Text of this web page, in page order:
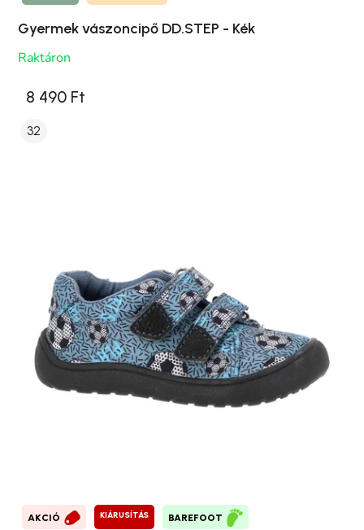
Gyermek vászoncipő DD.STEP - Kék
Raktáron
8 490 Ft
32
AKCIÓ KIÁRUSÍTÁS BAREFOOT